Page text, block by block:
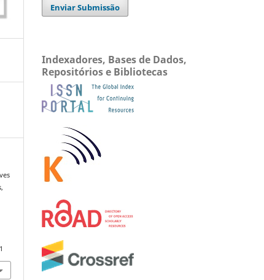
Enviar Submissão
Indexadores, Bases de Dados,
Repositórios e Bibliotecas